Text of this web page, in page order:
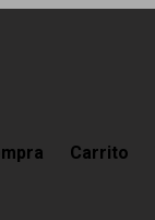
Carrito